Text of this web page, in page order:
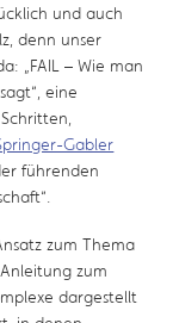
und auch
denn unser
„FAIL – Wie man
eine
Gabler
führenden
zum Thema
zum
dargestellt